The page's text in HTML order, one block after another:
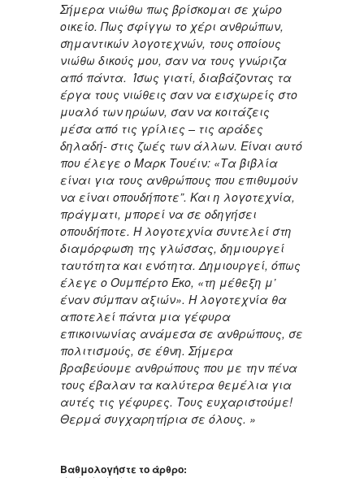
Σήμερα νιώθω πως βρίσκομαι σε χώρο
οικείο. Πως σφίγγω το χέρι ανθρώπων,
σημαντικών λογοτεχνών, τους οποίους
νιώθω δικούς μου, σαν να τους γνώριζα
από πάντα. Ίσως γιατί, διαβάζοντας τα
έργα τους νιώθεις σαν να εισχωρείς στο
μυαλό των ηρώων, σαν να κοιτάζεις
μέσα από τις γρίλιες – τις αράδες
δηλαδή- στις ζωές των άλλων. Είναι αυτό
που έλεγε ο Μαρκ Τουέιν: «Τα βιβλία
είναι για τους ανθρώπους που επιθυμούν
να είναι οπουδήποτε”. Και η λογοτεχνία,
πράγματι, μπορεί να σε οδηγήσει
οπουδήποτε. Η λογοτεχνία συντελεί στη
διαμόρφωση της γλώσσας, δημιουργεί
ταυτότητα και ενότητα. Δημιουργεί, όπως
έλεγε ο Ουμπέρτο Έκο, «τη μέθεξη μ’
έναν σύμπαν αξιών». Η λογοτεχνία θα
αποτελεί πάντα μια γέφυρα
επικοινωνίας ανάμεσα σε ανθρώπους, σε
πολιτισμούς, σε έθνη. Σήμερα
βραβεύουμε ανθρώπους που με την πένα
τους έβαλαν τα καλύτερα θεμέλια για
αυτές τις γέφυρες. Τους ευχαριστούμε!
Θερμά συγχαρητήρια σε όλους. »
Βαθμολογήστε το άρθρο: